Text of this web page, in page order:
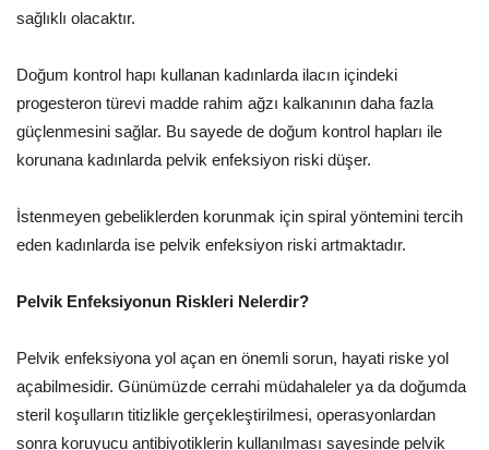
sağlıklı olacaktır.
Doğum kontrol hapı kullanan kadınlarda ilacın içindeki
progesteron türevi madde rahim ağzı kalkanının daha fazla
güçlenmesini sağlar. Bu sayede de doğum kontrol hapları ile
korunana kadınlarda pelvik enfeksiyon riski düşer.
İstenmeyen gebeliklerden korunmak için spiral yöntemini tercih
eden kadınlarda ise pelvik enfeksiyon riski artmaktadır.
Pelvik Enfeksiyonun Riskleri Nelerdir?
Pelvik enfeksiyona yol açan en önemli sorun, hayati riske yol
açabilmesidir. Günümüzde cerrahi müdahaleler ya da doğumda
steril koşulların titizlikle gerçekleştirilmesi, operasyonlardan
sonra koruyucu antibiyotiklerin kullanılması sayesinde pelvik